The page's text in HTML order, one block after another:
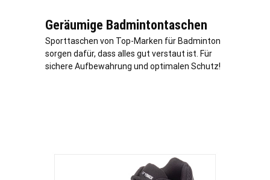
Geräumige Badmintontaschen
Sporttaschen von Top-Marken für Badminton
sorgen dafür, dass alles gut verstaut ist. Für
sichere Aufbewahrung und optimalen Schutz!